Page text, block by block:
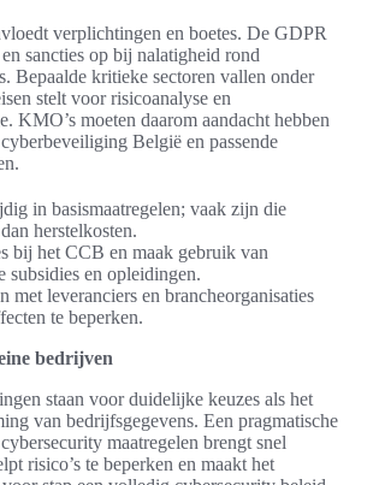
verplichtingen en boetes. De GDPR
sancties op bij nalatigheid rond
Bepaalde kritieke sectoren vallen onder
stelt voor risicoanalyse en
KMO’s moeten daarom aandacht hebben
België en passende
in basismaatregelen; vaak zijn die
herstelkosten.
bij het CCB en maak gebruik van
subsidies en opleidingen.
met leveranciers en brancheorganisaties
te beperken.
bedrijven
staan voor duidelijke keuzes als het
van bedrijfsgegevens. Een pragmatische
maatregelen brengt snel
risico’s te beperken en maakt het